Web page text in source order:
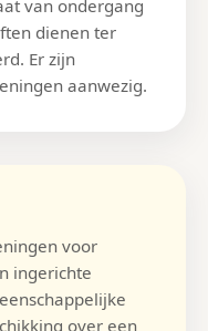
van ondergang
dienen ter
Er zijn
aanwezig.
voor
ingerichte
over een